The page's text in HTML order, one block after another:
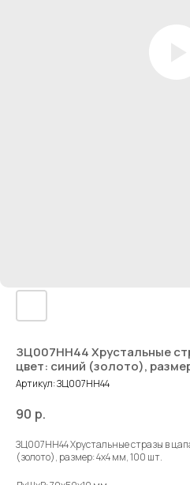
ЗЦ007НН44 Хрустальные
цвет: синий (золото),
Артикул:ЗЦ007НН44
90 р.
ЗЦ007НН44 Хрустальные стразы в
(золото), размер: 4х4 мм, 100 шт.